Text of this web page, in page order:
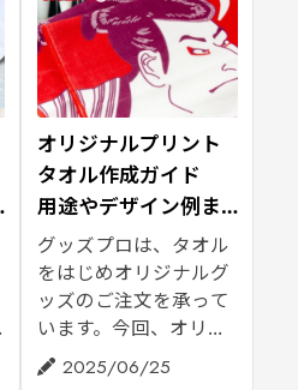
オリジナルプリント
タオル作成ガイド
用途やデザイン例ま
で詳しく紹介
グッズプロは、タオル
をはじめオリジナルグ
ッズのご注文を承って
います。今回、オリジ
ナルデザインで作成す
るプリントタオルと製
2025/06/25